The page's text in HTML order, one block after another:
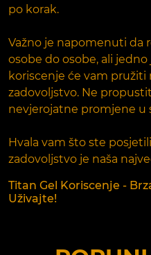
po korak.
Važno je napomenuti da
osobe do osobe, ali jedno
koriscenje će vam pružiti
zadovoljstvo. Ne
nevjerojatne promjene u
Hvala vam što ste
zadovoljstvo je naša
Titan Gel Koriscenje -
Uživajte!